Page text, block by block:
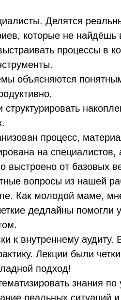
Делятся
которые не найдёшь
процессы в
объясняются
процесс,
на специалистов,
выстроено от
вопросы из нашей
Как молодой маме,
дедлайны помогли
к внутреннему
Лекции были
подход!
знания
реальных ситуаций